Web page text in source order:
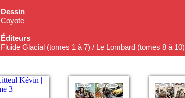
Dessin
Coyote
Éditeurs
Fluide Glacial (tomes 1 à 7) / Le Lombard (tomes 8 à 10)